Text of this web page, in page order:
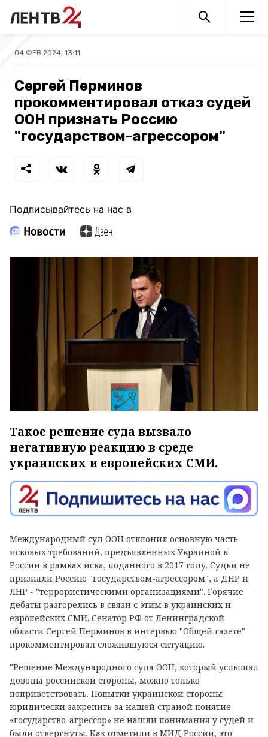
04 ФЕВ 2024, 13:11
Сергей Перминов
прокомментировал отказ судей
ООН признать Россию
"государством-агрессором"
Подписывайтесь на нас в
Такое решение суда вызвало
негативную реакцию в среде
украинских и европейских СМИ.
Международный суд ООН отклонил основную часть
исковых требований, предъявленных Украиной к
России в рамках иска, поданного в 2017 году. Судьи не
признали Россию "государством-агрессором", а ДНР и
ЛНР - "террористическими организациями". Горячие
дебаты разгорелись в связи с этим в украинских и
европейских СМИ. Сенатор РФ от Ленинградской
области Сергей Перминов в интервью "Общей газете"
прокомментировал сложившуюся ситуацию.
"Решение Международного суда ООН, который услышал
доводы российской стороны, можно только
поприветствовать. Попытки украинской стороны
юридически закрепить за нашей страной понятие
«государство-агрессор» не нашли понимания у судей и
были отвергнуты. Как отметили в МИД России, это